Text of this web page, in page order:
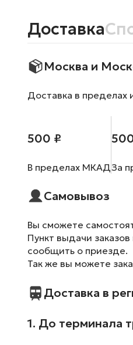
Доставка
Москва и
Доставка в
500 ₽
В пределах МКАДЗа
Самовывоз
Вы сможете
Пункт выдачи
сообщить о приезде.
Так же вы можете
Доставка в
1. До терминала